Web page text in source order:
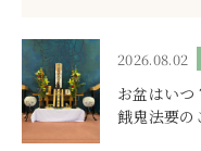
2026.08.02
お盆はいつ
餓鬼法要の